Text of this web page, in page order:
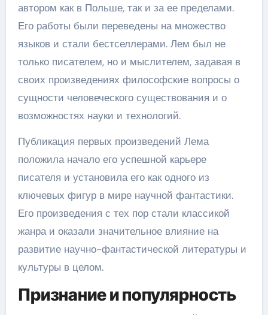
автором как в Польше, так и за ее пределами.
Его работы были переведены на множество
языков и стали бестселлерами. Лем был не
только писателем, но и мыслителем, задавая в
своих произведениях философские вопросы о
сущности человеческого существования и о
возможностях науки и технологий.
Публикация первых произведений Лема
положила начало его успешной карьере
писателя и установила его как одного из
ключевых фигур в мире научной фантастики.
Его произведения с тех пор стали классикой
жанра и оказали значительное влияние на
развитие научно-фантастической литературы и
культуры в целом.
Признание и популярность